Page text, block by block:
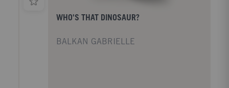
WHO'S THAT DINOSAUR?
BALKAN GABRIELLE